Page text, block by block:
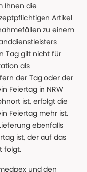
Ihnen die
Artikel
zu einem
Tag gilt nicht für
als
der Tag oder der
Feiertag in NRW
ist, erfolgt die
Feiertag mehr ist.
ebenfalls
ist, der auf das
folgt.
und den